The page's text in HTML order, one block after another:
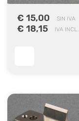
€ 15,00 SIN IVA
€ 18,15 IVA INCL.